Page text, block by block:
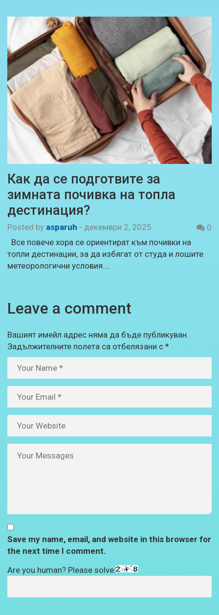
Как да се подготвите за
зимната почивка на топла
дестинация?
Posted by asparuh - декември 2, 2025
0
Все повече хора се ориентират към почивки на
топли дестинации, за да избягат от студа и лошите
метеорологични условия.…
Leave a comment
Вашият имейл адрес няма да бъде публикуван.
Задължителните полета са отбелязани с *
Save my name, email, and website in this browser for
the next time I comment.
Are you human? Please solve: